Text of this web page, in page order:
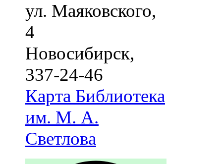
ул. Маяковского,
4
Новосибирск,
337-24-46
Карта Библиотека
им. М. А.
Светлова